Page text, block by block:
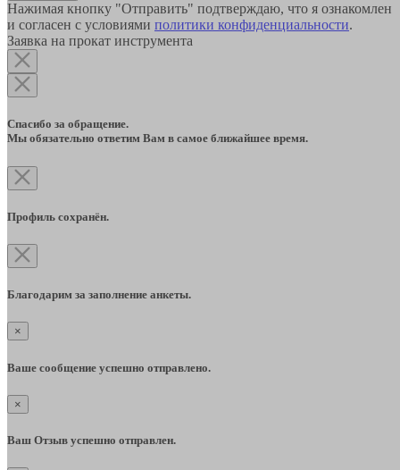
Нажимая кнопку "Отправить" подтверждаю, что я ознакомлен
и согласен с условиями политики конфиденциальности.
Заявка на прокат инструмента
Спасибо за обращение.
Мы обязательно ответим Вам в самое ближайшее время.
Профиль сохранён.
Благодарим за заполнение анкеты.
×
Ваше сообщение успешно отправлено.
×
Ваш Отзыв успешно отправлен.